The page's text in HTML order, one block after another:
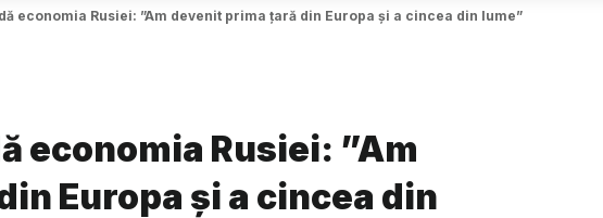
economia Rusiei: ”Am devenit prima țară din Europa şi a cincea din lume”
economia Rusiei: ”Am
Europa şi a cincea din